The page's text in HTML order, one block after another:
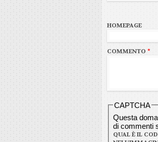
HOMEPAGE
COMMENTO *
CAPTCHA
Questa
di commenti
QUAL È IL